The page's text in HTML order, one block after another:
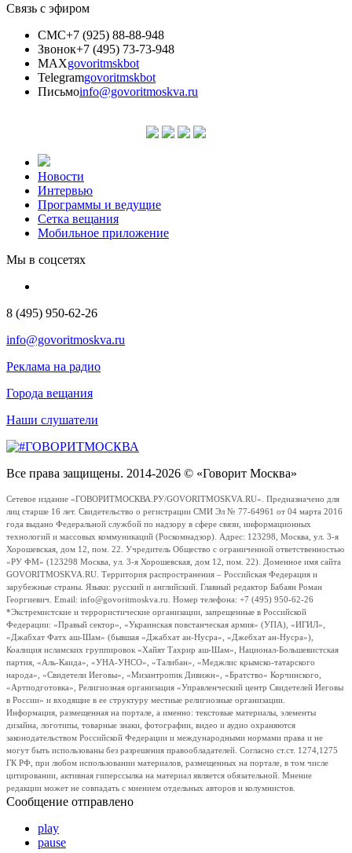
Связь с эфиром
СМС+7 (925) 88-88-948
Звонок+7 (495) 73-73-948
MAXgovoritmskbot
Telegramgovoritmskbot
Письмоinfo@govoritmoskva.ru
Новости
Интервью
Программы и ведущие
Сетка вещания
Мобильное приложение
Мы в соцсетях
8 (495) 950-62-26
info@govoritmoskva.ru
Реклама на радио
Города вещания
Наши слушатели
Все права защищены. 2014-2026 © «Говорит Москва»
Сетевое издание «ГОВОРИТМОСКВА.РУ/GOVORITMOSKVA.RU». Предназначено для
лиц старше 16 лет. Свидетельство о регистрации СМИ Эл № 77-64961 от 04 марта 2016
года выдано Федеральной службой по надзору в сфере связи, информационных
технологий и массовых коммуникаций (Роскомнадзор). Адрес: 123298, Москва, ул. 3-я
Хорошевская, дом 12, пом. 22. Учредитель Общество с ограниченной ответственностью
«РУ ФМ» (123298 Москва, ул. 3-я Хорошевская, дом 12, пом. 22). Доменное имя сайта
GOVORITMOSKVA.RU. Территория распространения – Российская Федерация и
зарубежные страны. Языки: русский и английский. Главный редактор Бабаян Роман
Георгиевич. Email: info@govoritmoskva.ru. Номер телефона: +7 (495) 950-62-26
*Экстремистские и террористические организации, запрещенные в Российской
Федерации: «Правый сектор», «Украинская повстанческая армия» (УПА), «ИГИЛ»,
«Джабхат Фатх аш-Шам» (бывшая «Джабхат ан-Нусра», «Джебхат ан-Нусра»),
Коалиция исламских группировок «Хайят Тахрир аш-Шам», Национал-Большевистская
партия, «Аль-Каида», «УНА-УНСО», «Талибан», «Меджлис крымско-татарского
народа», «Свидетели Иеговы», «Мизантропик Дивижн», «Братство» Корчинского,
«Артподготовка», Религиозная организация «Управленческий центр Свидетелей Иеговы
в России» и входящие в ее структуру местные религиозные организации.
Информация, размещенная на портале, а именно: текстовые материалы, элементы
дизайна, логотипы, товарные знаки, фотографии, видео и аудио охраняются
законодательством Российской Федерации и международными нормами права и не
могут быть использованы без разрешения правообладателей. Согласно ст.ст. 1274,1275
ГК РФ, при любом использовании материалов, размещенных на портале, в том числе
цитировании, активная гиперссылка на материал является обязательной. Мнение
редакции может не совпадать с мнением отдельных авторов и колумнистов.
Сообщение отправлено
play
pause